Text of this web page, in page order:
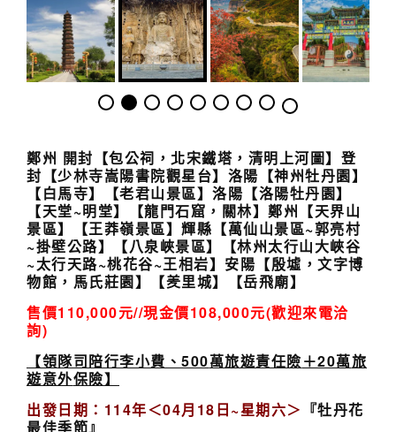
鄭州 開封 【包公祠，北宋鐵塔，清明上河圖】 登
封 【少林寺嵩陽書院觀星台】 洛陽 【神州牡丹園】
【白馬寺】【老君山景區】洛陽【洛陽牡丹園】
【天堂~明堂】
【龍門石窟，關林】鄭州 【天界山
景區】
【王莽嶺景區】輝縣 【萬仙山景區~郭亮村
~掛壁公路】【八泉峽景區】【林州太行山大峽谷
~太行天路~桃花谷~王相岩】安陽 【殷墟，文字博
物館，馬氏莊園】
【羑里城】【岳飛廟】
售價110,000元//現金價108,000元(歡迎來電洽
詢)
【領隊司陪行李小費、500萬旅遊責任險＋20萬旅
遊意外保險】
出發日期：1 14年＜04月 18日~星期六＞ 『牡丹花
最佳季節』